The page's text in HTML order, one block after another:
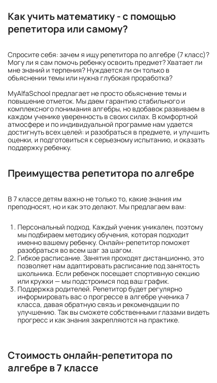
Как учить математику - с помощью
репетитора или самому?
Спросите себя: зачем я ищу репетитора по алгебре (7 класс)?
Могу ли я сам помочь ребенку освоить предмет? Хватает ли
мне знаний и терпения? Нуждается ли он только в
объяснении темы или нужна глубокая проработка?
MyAlfaSchool предлагает не просто объяснение темы и
повышение отметок. Мы даем гарантию стабильного и
комплексного понимания алгебры, но вдобавок развиваем в
каждом ученике уверенность в своих силах. В комфортной
атмосфере и по индивидуальной программе нам удается
достигнуть всех целей: и разобраться в предмете, и улучшить
оценки, и подготовиться к серьезному испытанию, и оказать
поддержку ребенку.
Преимущества репетитора по алгебре
В 7 классе детям важно не только то, какие знания им
преподносят, но и как это делают. Мы предлагаем вам:
Персональный подход. Каждый ученик уникален, поэтому
мы подбираем методику обучения, которая подходит
именно вашему ребенку. Онлайн-репетитор поможет
разобраться во всем шаг за шагом.
Гибкое расписание. Занятия проходят дистанционно, это
позволяет нам адаптировать расписание под занятость
школьника. Если ребенок посещает спортивную секцию
или кружки — мы подстроимся под ваш график.
Поддержка родителей. Репетитор будет регулярно
информировать вас о прогрессе в алгебре ученика 7
класса, давая обратную связь и рекомендации по
улучшению. Так вы сможете собственными глазами видеть
прогресс и как знания закрепляются на практике.
Стоимость онлайн-репетитора по
алгебре в 7 классе